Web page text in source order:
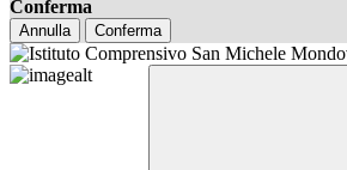
Conferma
Annulla Conferma